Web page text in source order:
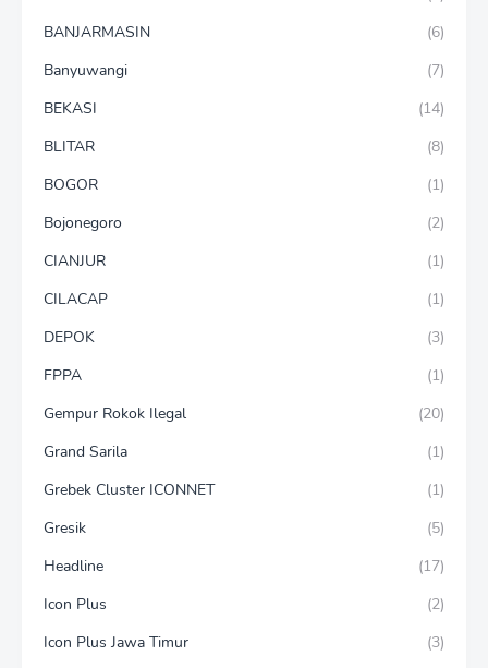
BANJARMASIN
(6)
Banyuwangi
(7)
BEKASI
(14)
BLITAR
(8)
BOGOR
(1)
Bojonegoro
(2)
CIANJUR
(1)
CILACAP
(1)
DEPOK
(3)
FPPA
(1)
Gempur Rokok Ilegal
(20)
Grand Sarila
(1)
Grebek Cluster ICONNET
(1)
Gresik
(5)
Headline
(17)
Icon Plus
(2)
Icon Plus Jawa Timur
(3)